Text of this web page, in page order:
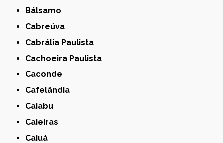
Bálsamo
Cabreúva
Cabrália Paulista
Cachoeira Paulista
Caconde
Cafelândia
Caiabu
Caieiras
Caiuá